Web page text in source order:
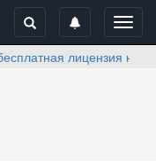
лицензия на 1